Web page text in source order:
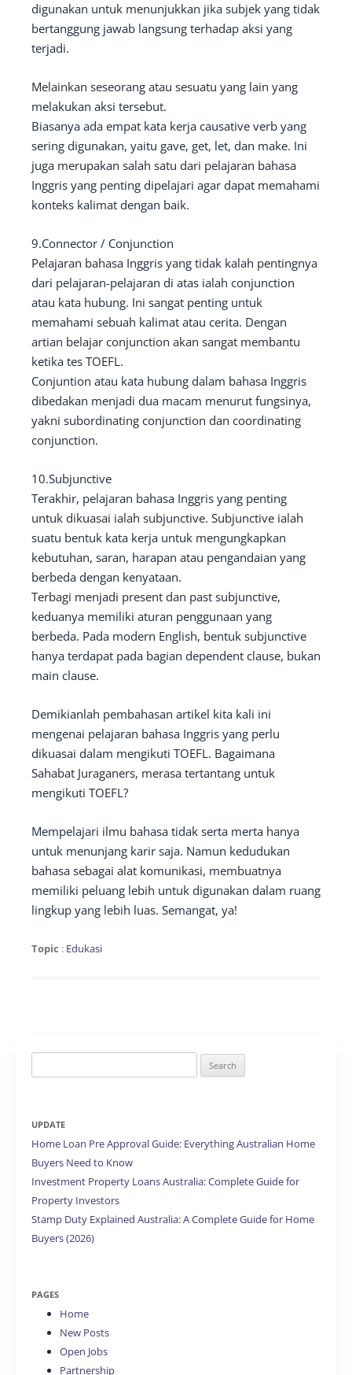
digunakan untuk menunjukkan jika subjek yang tidak
bertanggung jawab langsung terhadap aksi yang
terjadi.
Melainkan seseorang atau sesuatu yang lain yang
melakukan aksi tersebut.
Biasanya ada empat kata kerja causative verb yang
sering digunakan, yaitu gave, get, let, dan make. Ini
juga merupakan salah satu dari pelajaran bahasa
Inggris yang penting dipelajari agar dapat memahami
konteks kalimat dengan baik.
9.Connector / Conjunction
Pelajaran bahasa Inggris yang tidak kalah pentingnya
dari pelajaran-pelajaran di atas ialah conjunction
atau kata hubung. Ini sangat penting untuk
memahami sebuah kalimat atau cerita. Dengan
artian belajar conjunction akan sangat membantu
ketika tes TOEFL.
Conjuntion atau kata hubung dalam bahasa Inggris
dibedakan menjadi dua macam menurut fungsinya,
yakni subordinating conjunction dan coordinating
conjunction.
10.Subjunctive
Terakhir, pelajaran bahasa Inggris yang penting
untuk dikuasai ialah subjunctive. Subjunctive ialah
suatu bentuk kata kerja untuk mengungkapkan
kebutuhan, saran, harapan atau pengandaian yang
berbeda dengan kenyataan.
Terbagi menjadi present dan past subjunctive,
keduanya memiliki aturan penggunaan yang
berbeda. Pada modern English, bentuk subjunctive
hanya terdapat pada bagian dependent clause, bukan
main clause.
Demikianlah pembahasan artikel kita kali ini
mengenai pelajaran bahasa Inggris yang perlu
dikuasai dalam mengikuti TOEFL. Bagaimana
Sahabat Juraganers, merasa tertantang untuk
mengikuti TOEFL?
Mempelajari ilmu bahasa tidak serta merta hanya
untuk menunjang karir saja. Namun kedudukan
bahasa sebagai alat komunikasi, membuatnya
memiliki peluang lebih untuk digunakan dalam ruang
lingkup yang lebih luas. Semangat, ya!
Topic : Edukasi
for:
UPDATE
Home Loan Pre Approval Guide: Everything Australian Home
Buyers Need to Know
Investment Property Loans Australia: Complete Guide for
Property Investors
Stamp Duty Explained Australia: A Complete Guide for Home
Buyers (2026)
PAGES
Home
New Posts
Open Jobs
Partnership